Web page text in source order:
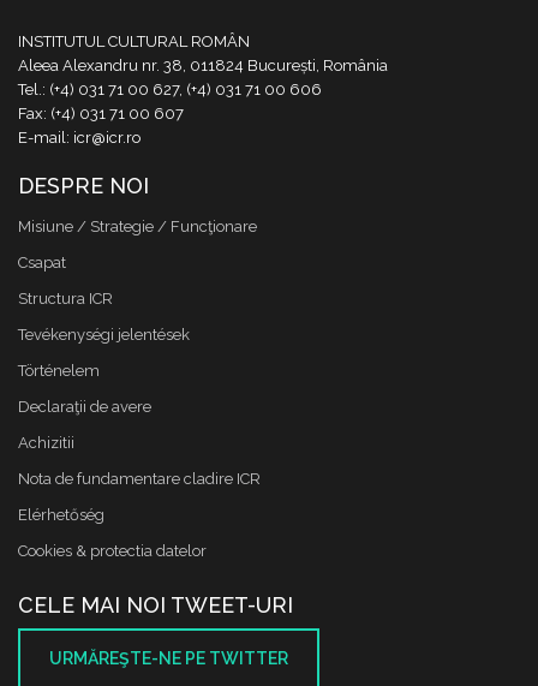
INSTITUTUL CULTURAL ROMÂN
Aleea Alexandru nr. 38, 011824 București, România
Tel.: (+4) 031 71 00 627, (+4) 031 71 00 606
Fax: (+4) 031 71 00 607
E-mail: icr@icr.ro
DESPRE NOI
Misiune / Strategie / Funcţionare
Csapat
Structura ICR
Tevékenységi jelentések
Történelem
Declaraţii de avere
Achizitii
Nota de fundamentare cladire ICR
Elérhetőség
Cookies & protectia datelor
CELE MAI NOI TWEET-URI
URMĂREŞTE-NE PE TWITTER